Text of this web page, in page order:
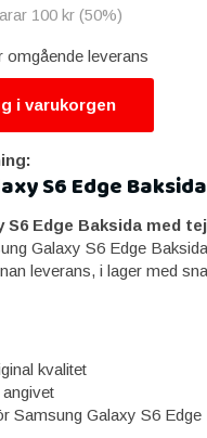
100 kr(50%)
omgående leverans
i varukorgen
S6 Edge
S6 Edge Baksida med
Galaxy S6 Edge
leverans, i lager med
kvalitet
Samsung Galaxy S6 Edge